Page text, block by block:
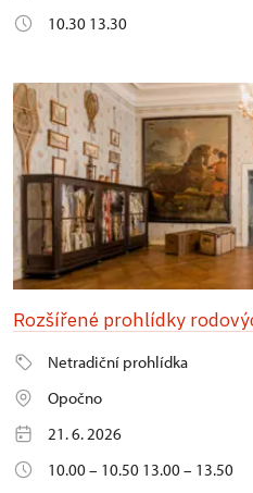
10.30 13.30
Rozšířené prohlídky
Netradiční prohlídka
Opočno
21. 6. 2026
10.00 – 10.50 13.00 – 13.50